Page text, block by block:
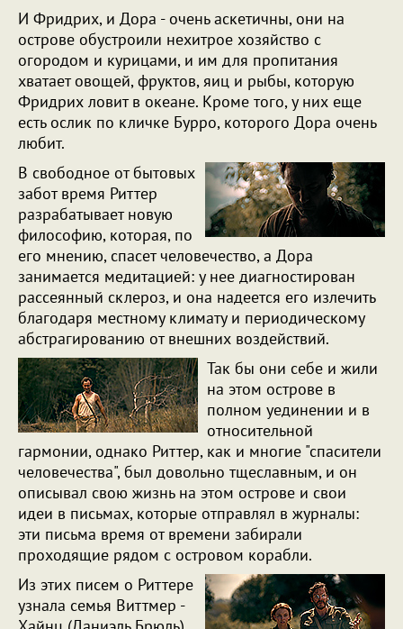
И Фридрих, и Дора - очень аскетичны, они на
острове обустроили нехитрое хозяйство с
огородом и курицами, и им для пропитания
хватает овощей, фруктов, яиц и рыбы, которую
Фридрих ловит в океане. Кроме того, у них еще
есть ослик по кличке Бурро, которого Дора очень
любит.
В свободное от бытовых
забот время Риттер
разрабатывает новую
философию, которая, по
его мнению, спасет человечество, а Дора
занимается медитацией: у нее диагностирован
рассеянный склероз, и она надеется его излечить
благодаря местному климату и периодическому
абстрагированию от внешних воздействий.
Так бы они себе и жили
на этом острове в
полном уединении и в
относительной
гармонии, однако Риттер, как и многие "спасители
человечества", был довольно тщеславным, и он
описывал свою жизнь на этом острове и свои
идеи в письмах, которые отправлял в журналы:
эти письма время от времени забирали
проходящие рядом с островом корабли.
Из этих писем о Риттере
узнала семья Виттмер -